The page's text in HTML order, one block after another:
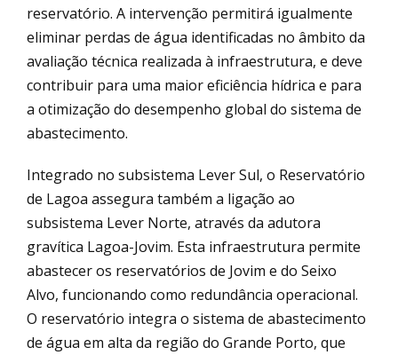
reservatório. A intervenção permitirá igualmente
eliminar perdas de água identificadas no âmbito da
avaliação técnica realizada à infraestrutura, e deve
contribuir para uma maior eficiência hídrica e para
a otimização do desempenho global do sistema de
abastecimento.
Integrado no subsistema Lever Sul, o Reservatório
de Lagoa assegura também a ligação ao
subsistema Lever Norte, através da adutora
gravítica Lagoa-Jovim. Esta infraestrutura permite
abastecer os reservatórios de Jovim e do Seixo
Alvo, funcionando como redundância operacional.
O reservatório integra o sistema de abastecimento
de água em alta da região do Grande Porto, que